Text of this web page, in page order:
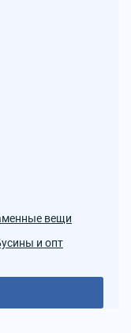
вещи
и опт